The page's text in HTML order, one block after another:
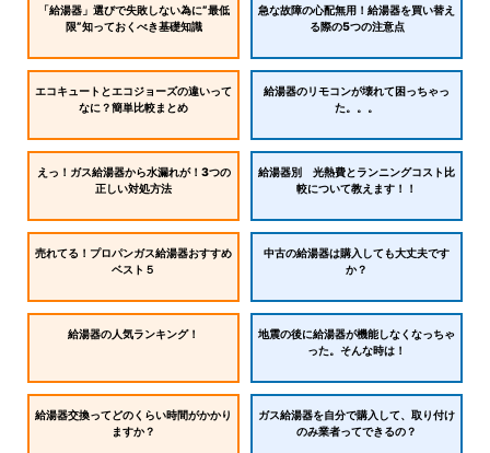
「給湯器」選びで失敗しない為に”最低
限”知っておくべき基礎知識
急な故障の心配無用！給湯器を買い替え
る際の5つの注意点
エコキュートとエコジョーズの違いって
なに？簡単比較まとめ
給湯器のリモコンが壊れて困っちゃっ
た。。。
えっ！ガス給湯器から水漏れが！3つの
正しい対処方法
給湯器別 光熱費とランニングコスト比
較について教えます！！
売れてる！プロパンガス給湯器おすすめ
ベスト５
中古の給湯器は購入しても大丈夫です
か？
給湯器の人気ランキング！
地震の後に給湯器が機能しなくなっちゃ
った。そんな時は！
給湯器交換ってどのくらい時間がかかり
ますか？
ガス給湯器を自分で購入して、取り付け
のみ業者ってできるの？